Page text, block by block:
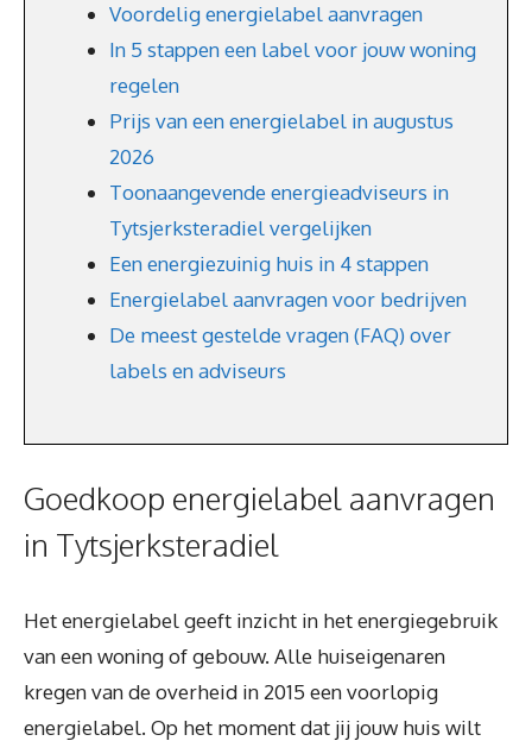
Voordelig energielabel aanvragen
In 5 stappen een label voor jouw woning
regelen
Prijs van een energielabel in augustus
2026
Toonaangevende energieadviseurs in
Tytsjerksteradiel vergelijken
Een energiezuinig huis in 4 stappen
Energielabel aanvragen voor bedrijven
De meest gestelde vragen (FAQ) over
labels en adviseurs
Goedkoop energielabel aanvragen
in Tytsjerksteradiel
Het energielabel geeft inzicht in het energiegebruik
van een woning of gebouw. Alle huiseigenaren
kregen van de overheid in 2015 een voorlopig
energielabel. Op het moment dat jij jouw huis wilt